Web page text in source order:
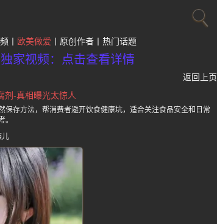
欧美做爱 原创作者 热门话题
家视频：点击查看详情
返回上页
剂-真相曝光太惊人
存方法，帮消费者避开饮食健康坑，适合关注食品安全和日常
。
儿